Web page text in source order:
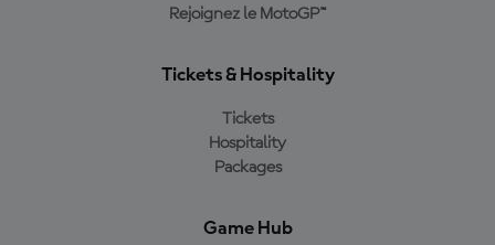
Rejoignez le MotoGP™
Tickets & Hospitality
Tickets
Hospitality
Packages
Game Hub